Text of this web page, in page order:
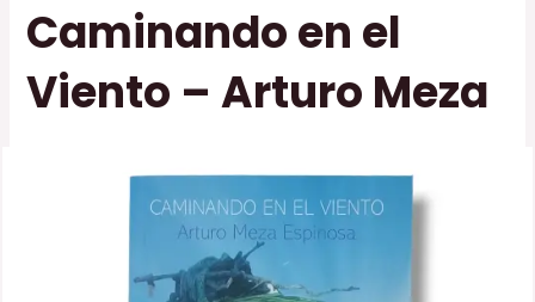
Caminando en el
Viento – Arturo Meza